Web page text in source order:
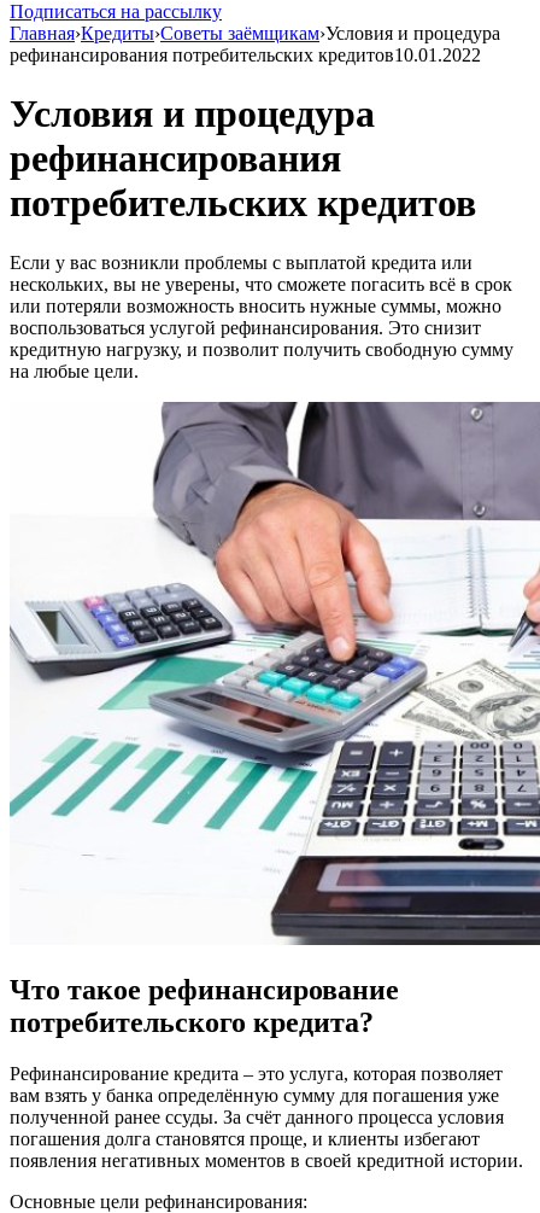
Подписаться на рассылку
Главная›Кредиты›Советы заёмщикам›Условия и процедура
рефинансирования потребительских кредитов10.01.2022
Условия и процедура
рефинансирования
потребительских кредитов
Если у вас возникли проблемы с выплатой кредита или
нескольких, вы не уверены, что сможете погасить всё в срок
или потеряли возможность вносить нужные суммы, можно
воспользоваться услугой рефинансирования. Это снизит
кредитную нагрузку, и позволит получить свободную сумму
на любые цели.
Что такое рефинансирование
потребительского кредита?
Рефинансирование кредита – это услуга, которая позволяет
вам взять у банка определённую сумму для погашения уже
полученной ранее ссуды. За счёт данного процесса условия
погашения долга становятся проще, и клиенты избегают
появления негативных моментов в своей кредитной истории.
Основные цели рефинансирования: